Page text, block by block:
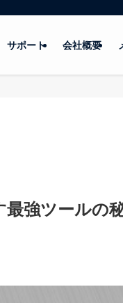
サポート 会社概要
最強ツールの